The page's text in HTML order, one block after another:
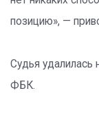
позицию», —
Судья
ФБК.